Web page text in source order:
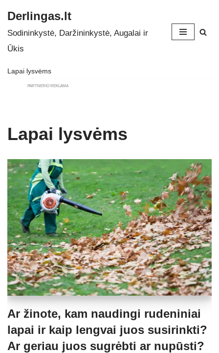
Skip
to
Derlingas.lt
Sodininkystė, Daržininkystė, Augalai ir
Ūkis
Lapai lysvėms
PARTNERIO REKLAMA
Lapai lysvėms
Ar žinote, kam naudingi rudeniniai
lapai ir kaip lengvai juos susirinkti?
Ar geriau juos sugrėbti ar nupūsti?